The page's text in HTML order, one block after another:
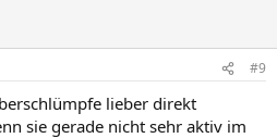
#9
lieber direkt
sie gerade nicht sehr aktiv im